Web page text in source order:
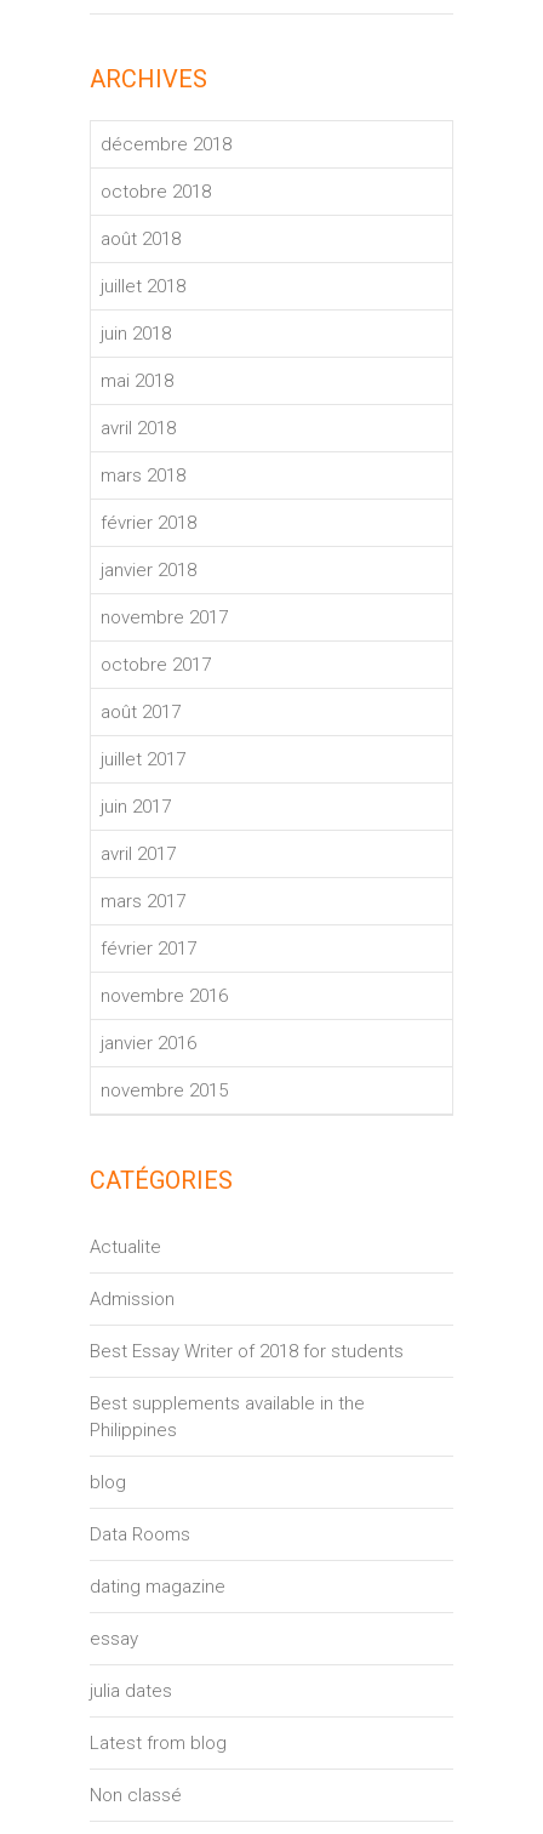
ARCHIVES
décembre 2018
octobre 2018
août 2018
juillet 2018
juin 2018
mai 2018
avril 2018
mars 2018
février 2018
janvier 2018
novembre 2017
octobre 2017
août 2017
juillet 2017
juin 2017
avril 2017
mars 2017
février 2017
novembre 2016
janvier 2016
novembre 2015
CATÉGORIES
Actualite
Admission
Best Essay Writer of 2018 for students
Best supplements available in the
Philippines
blog
Data Rooms
dating magazine
essay
julia dates
Latest from blog
Non classé